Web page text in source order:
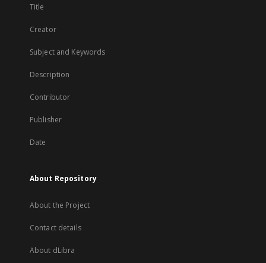
Title
Creator
Subject and Keywords
Description
Contributor
Publisher
Date
About Repository
About the Project
Contact details
About dLibra